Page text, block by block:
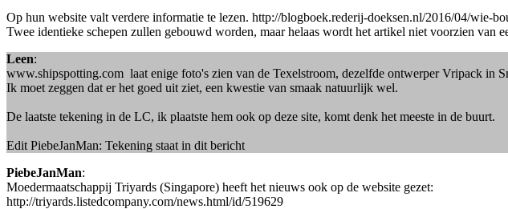
Op hun website valt verdere informatie te lezen. http://blogboek.rederij-doeksen.nl/2016/04/wie-
Twee identieke schepen zullen gebouwd worden, maar helaas wordt het artikel niet voorzien van
Leen:
www.shipspotting.com laat enige foto's zien van de Texelstroom, dezelfde ontwerper Vripack in
Ik moet zeggen dat er het goed uit ziet, een kwestie van smaak natuurlijk wel.
De laatste tekening in de LC, ik plaatste hem ook op deze site, komt denk het meeste in de buurt.
Edit PiebeJanMan: Tekening staat in dit bericht
PiebeJanMan:
Moedermaatschappij Triyards (Singapore) heeft het nieuws ook op de website gezet:
http://triyards.listedcompany.com/news.html/id/519629